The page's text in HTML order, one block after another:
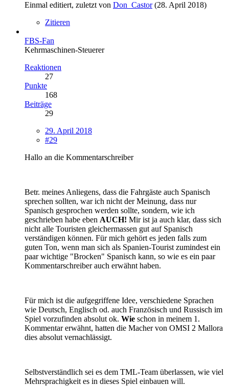
Einmal editiert, zuletzt von Don_Castor(28. April 2018)
Zitieren
FBS-Fan
Kehrmaschinen-Steuerer
Reaktionen
27
Punkte
168
Beiträge
29
29. April 2018
#29
Hallo an die Kommentarschreiber
Betr. meines Anliegens, dass die Fahrgäste auch Spanisch
sprechen sollten, war ich nicht der Meinung, dass nur
Spanisch gesprochen werden sollte, sondern, wie ich
geschrieben habe eben AUCH! Mir ist ja auch klar, dass sich
nicht alle Touristen gleichermassen gut auf Spanisch
verständigen können. Für mich gehört es jeden falls zum
guten Ton, wenn man sich als Spanien-Tourist zumindest ein
paar wichtige "Brocken" Spanisch kann, so wie es ein paar
Kommentarschreiber auch erwähnt haben.
Für mich ist die aufgegriffene Idee, verschiedene Sprachen
wie Deutsch, Englisch od. auch Französisch und Russisch im
Spiel vorzufinden absolut ok. Wie schon in meinem 1.
Kommentar erwähnt, hatten die Macher von OMSI 2 Mallora
dies absolut vernachlässigt.
Selbstverständlich sei es dem TML-Team überlassen, wie viel
Mehrsprachigkeit es in dieses Spiel einbauen will.